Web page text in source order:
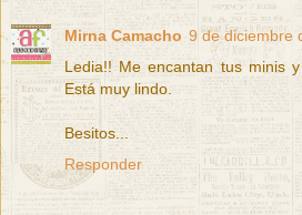
Mirna Camacho 9 de diciembre
Ledia!! Me encantan tus minis
Está muy lindo.
Besitos...
Responder